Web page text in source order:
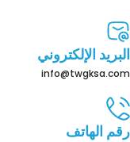
البريد الإلكتروني
info@twgksa.com
رقم الهاتف